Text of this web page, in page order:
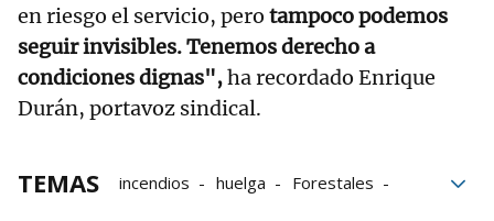
en riesgo el servicio, pero tampoco podemos
seguir invisibles. Tenemos derecho a
condiciones dignas",ha recordado Enrique
Durán, portavoz sindical.
TEMAS incendios huelga
Forestales